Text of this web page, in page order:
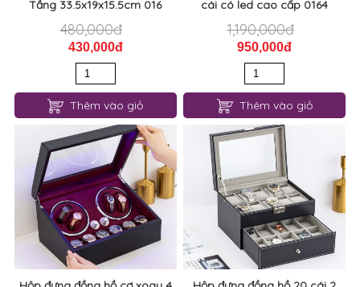
Tầng 33.5x19x15.5cm 016
480,000đ
430,000đ
Thêm vào giỏ
cái có led cao cấp 0164
1,190,000đ
950,000đ
Thêm vào giỏ